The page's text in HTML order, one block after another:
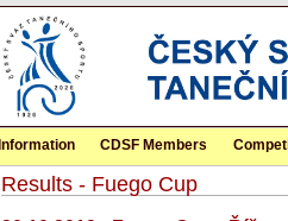
Information CDSF Members
Results - Fuego Cup